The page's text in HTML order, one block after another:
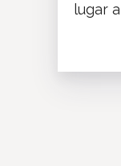
lugar